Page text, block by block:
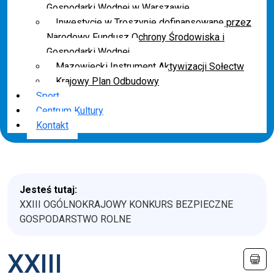
Gospodarki Wodnej w Warszawie
Inwestycje w Troszynie dofinansowane przez
Narodowy Fundusz Ochrony Środowiska i
Gospodarki Wodnej
Mazowiecki Instrument Aktywizacji Sołectw
Krajowy Plan Odbudowy
Sport
Centrum Kultury
Kontakt
Jesteś tutaj:
XXIII OGÓLNOKRAJOWY KONKURS BEZPIECZNE
GOSPODARSTWO ROLNE
XXIII